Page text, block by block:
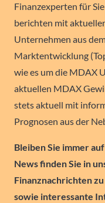
Finanzexperten für
berichten mit
Unternehmen aus
Marktentwicklung
wie es um die MDAX
aktuellen MDAX
stets aktuell mit
Prognosen aus der
Bleiben Sie immer
News finden Sie in
Finanznachrichten zu
sowie interessante